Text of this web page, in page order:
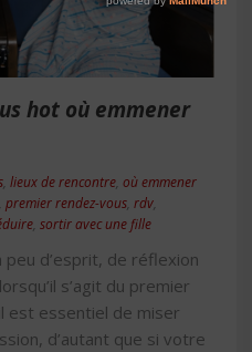
hot où emmener
lieux de rencontre où emmener
premier rendez-vous rdv
sortir avec une fille
peu d’esprit, de réflexion
s’agit du premier
est essentiel de miser
d’autant que si votre